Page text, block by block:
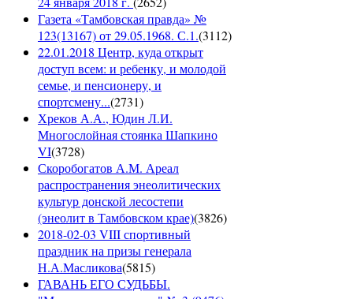
Газета «Тамбовская правда» №
123(13167) от 29.05.1968. С.1.(3112)
22.01.2018 Центр, куда открыт
доступ всем: и ребенку, и молодой
семье, и пенсионеру, и
спортсмену...(2731)
Хреков А.А., Юдин Л.И.
Многослойная стоянка Шапкино
VI(3728)
Скоробогатов А.М. Ареал
распространения энеолитических
культур донской лесостепи
(энеолит в Тамбовском крае)(3826)
2018-02-03 VIII спортивный
праздник на призы генерала
Н.А.Масликова(5815)
ГАВАНЬ ЕГО СУДЬБЫ.